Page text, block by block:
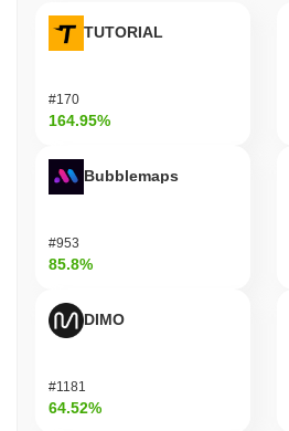
TUTORIAL
#170
164.95%
Bubblemaps
#953
85.8%
DIMO
#1181
64.52%